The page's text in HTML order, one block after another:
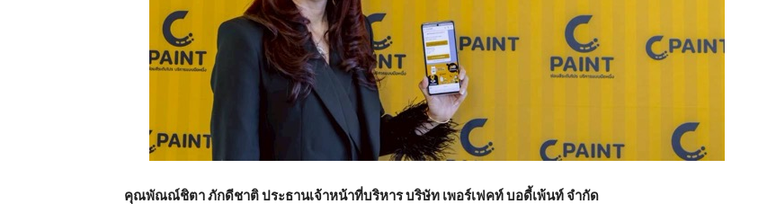
คุณพัณณ์ชิตาภักดีชาติประธานเจ้าหน้าที่บริหารบริษัท เพอร์เฟคท์บอดี้เพ้นท์จำกัด